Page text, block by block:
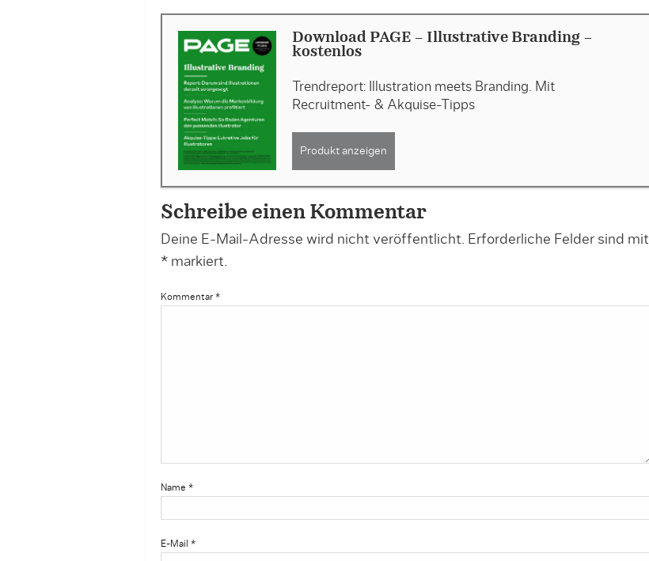
Download PAGE - Illustrative Branding -
kostenlos
Trendreport: Illustration meets Branding. Mit
Recruitment- & Akquise-Tipps
Produkt anzeigen
Schreibe einen Kommentar
Deine E-Mail-Adresse wird nicht veröffentlicht. Erforderliche Felder sind mit
*markiert.
Kommentar *
Name *
E-Mail *